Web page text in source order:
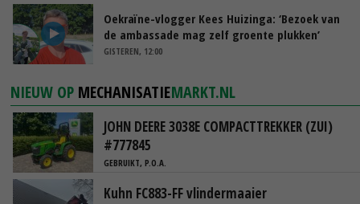
Oekraïne-vlogger Kees Huizinga: ‘Bezoek van
de ambassade mag zelf groente plukken’
GISTEREN, 12:00
NIEUW OP MECHANISATIEMARKT.NL
JOHN DEERE 3038E COMPACTTREKKER (ZUI)
#777845
GEBRUIKT, P.O.A.
Kuhn FC883-FF vlindermaaier